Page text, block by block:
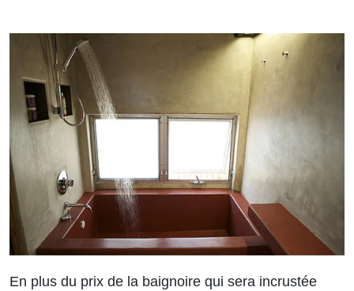
En plus du prix de la baignoire qui sera incrustée